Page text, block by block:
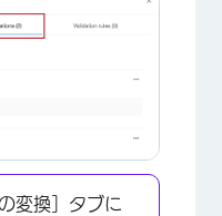
×
変換］タブに